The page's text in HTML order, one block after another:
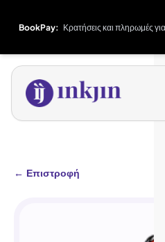
BookPay: Κρατήσεις και πληρωμές
← Επιστροφή